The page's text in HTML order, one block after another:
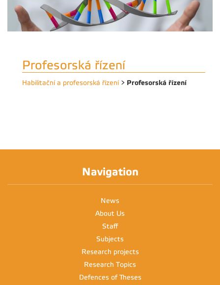
Profesorská řízení
Habilitační a profesorská řízení> Profesorská řízení
Navigation
News
About Us
Staff
Subjects
Research projects
Research Topics
Defences of Theses